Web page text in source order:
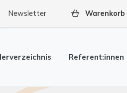
Newsletter Warenkorb
Referent:innen